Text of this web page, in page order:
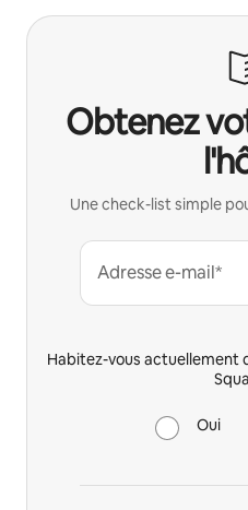
Obtenez
Une check-list simple
Adresse e-mail*
Habitez-vous actuellement
Oui